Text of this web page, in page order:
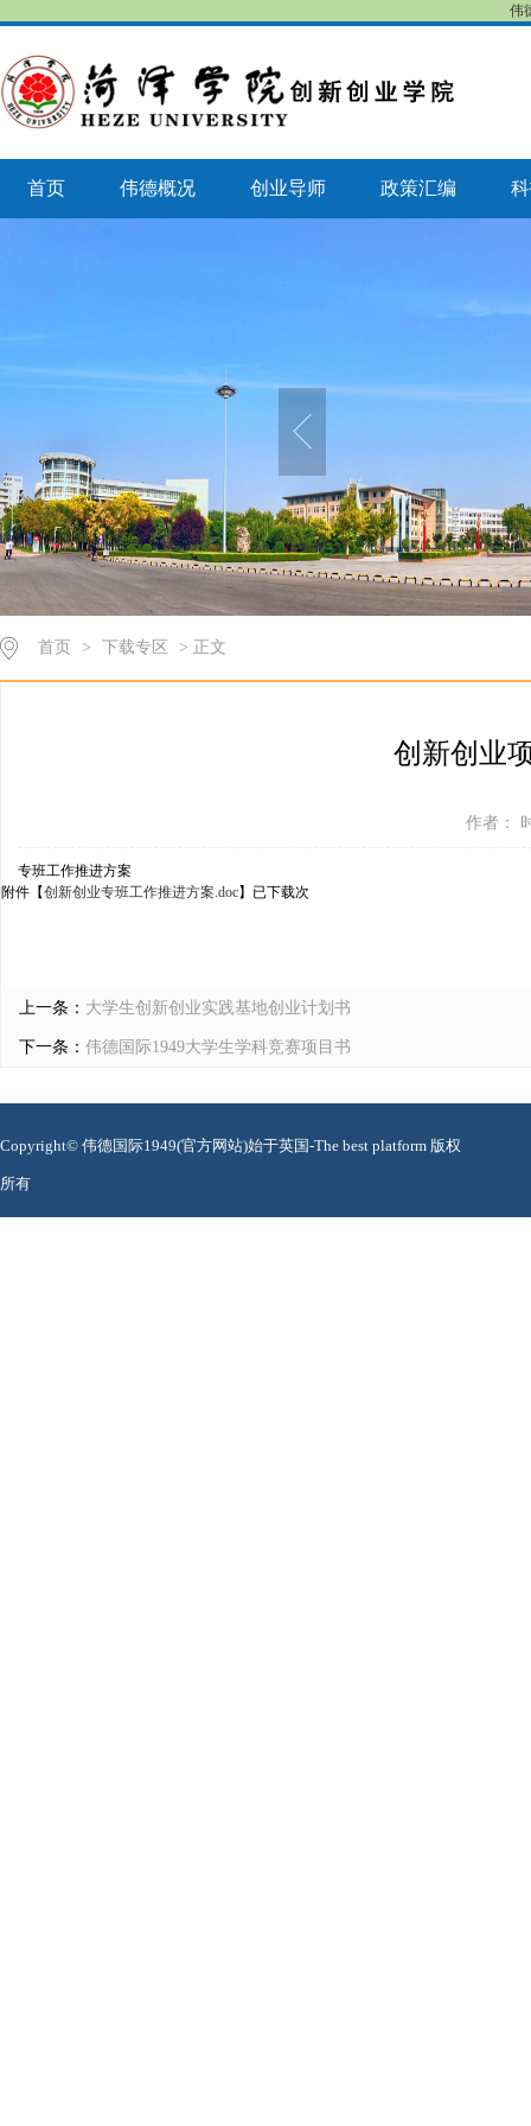
伟
首页 伟德概况 创业导师 政策汇编
首页 > 下载专区 > 正文
创新创业
作者：
专班工作推进方案
附件【创新创业专班工作推进方案.doc】已下载次
上一条： 大学生创新创业实践基地创业计划书
下一条： 伟德国际1949大学生学科竞赛项目书
Copyright© 伟德国际1949(官方网站)始于英国-The best platform 版权
所有